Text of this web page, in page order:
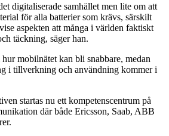
digitaliserade samhället men lite om att
för alla batterier som krävs, särskilt
aspekten att många i världen faktiskt
täckning, säger han.
mobilnätet kan bli snabbare, medan
i tillverkning och användning kommer i
startas nu ett kompetenscentrum på
där både Ericsson, Saab, ABB